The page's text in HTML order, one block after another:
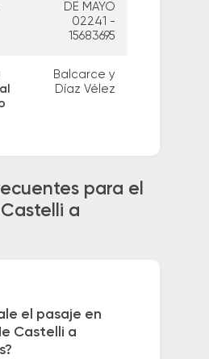
DE MAYO
02241 -
15683695
Balcarce y
Díaz Vélez
para el
a
el pasaje en
Castelli a